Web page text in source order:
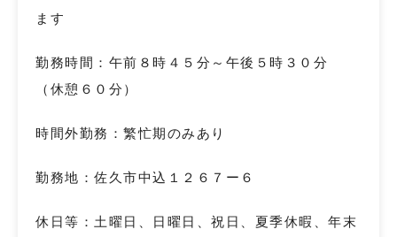
ます
勤務時間：午前８時４５分～午後５時３０分
（休憩６０分）
時間外勤務：繁忙期のみあり
勤務地：佐久市中込１２６７ー６
休日等：土曜日、日曜日、祝日、夏季休暇、年末